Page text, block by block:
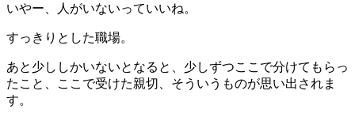
いやー、人がいないっていいね。
すっきりとした職場。
あと少ししかいないとなると、少しずつここで分けてもらっ
たこと、ここで受けた親切、そういうものが思い出されま
す。